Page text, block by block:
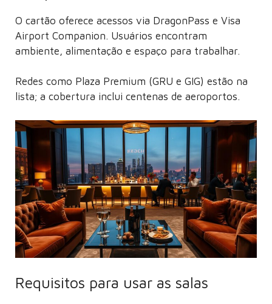
O cartão oferece acessos via DragonPass e Visa
Airport Companion. Usuários encontram
ambiente, alimentação e espaço para trabalhar.
Redes como Plaza Premium (GRU e GIG) estão na
lista; a cobertura inclui centenas de aeroportos.
Requisitos para usar as salas